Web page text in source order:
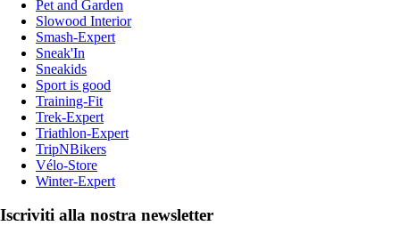
Pet and Garden
Slowood Interior
Smash-Expert
Sneak'In
Sneakids
Sport is good
Training-Fit
Trek-Expert
Triathlon-Expert
TripNBikers
Vélo-Store
Winter-Expert
Iscriviti alla nostra newsletter